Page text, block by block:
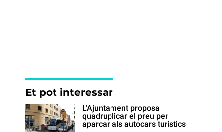
Et pot interessar
L’Ajuntament proposa
quadruplicar el preu per
aparcar als autocars turístics